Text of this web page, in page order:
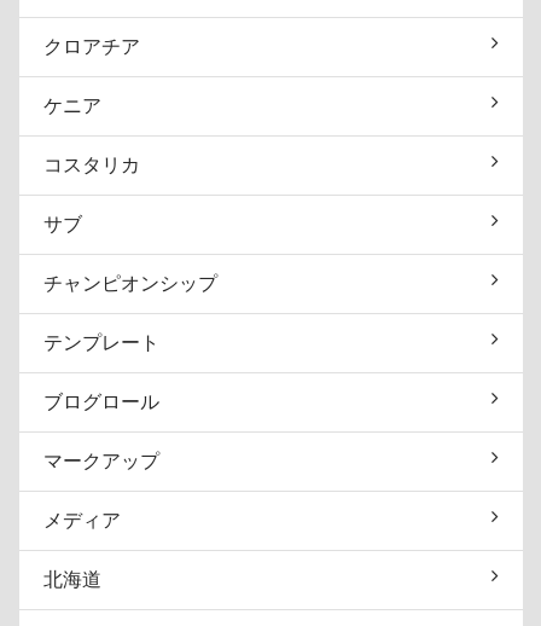
クロアチア
ケニア
コスタリカ
サブ
チャンピオンシップ
テンプレート
ブログロール
マークアップ
メディア
北海道